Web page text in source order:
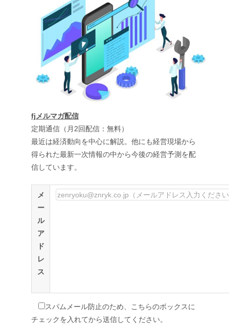
fjメルマガ配信
定期通信（月2回配信：無料）
最近は経済動向を中心に解説。他にも経営現場から
得られた最新一次情報の中から今後の経営予測を配
信しています。
メ
ー
ル
ア
ド
レ
ス
スパムメール防止のため、こちらのボックスに
チェックを入れてから送信してください。